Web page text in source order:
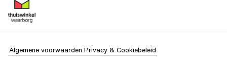
Algemene voorwaarden Privacy & Cookiebeleid